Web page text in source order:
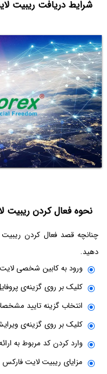
شرایط دریافت ریبیت
نحوه فعال کردن ریبیت
چنانچه قصد فعال کردن ریبیت
دهید.
ورود به کابین شخصی
کلیک بر روی گزینه‌ی
انتخاب گزینه تایید
کلیک بر روی گزینه‌ی
وارد کردن کد مربوط به
مزایای ریبیت لایت فارکس